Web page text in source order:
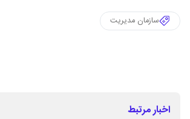
سازمان مدیریت
اخبار مرتبط